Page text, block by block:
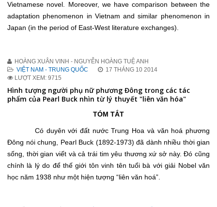
Vietnamese novel. Moreover, we have comparison between the
adaptation phenomenon in Vietnam and similar phenomenon in
Japan (in the period of East-West literature exchanges).
HOÀNG XUÂN VINH - NGUYỄN HOÀNG TUỆ ANH
VIỆT NAM - TRUNG QUỐC
17 THÁNG 10 2014
LƯỢT XEM: 9715
Hình tượng người phụ nữ phương Đông trong các tác
phẩm của Pearl Buck nhìn từ lý thuyết "liên văn hóa"
TÓM TẮT
Có duyên với đất nước Trung Hoa và văn hoá phương
Đông nói chung, Pearl Buck (1892-1973) đã dành nhiều thời gian
sống, thời gian viết và cả trái tim yêu thương xứ sở này. Đó cũng
chính là lý do để thế giới tôn vinh tên tuổi bà với giải Nobel văn
học năm 1938 như một hiện tượng “liên văn hoá”.